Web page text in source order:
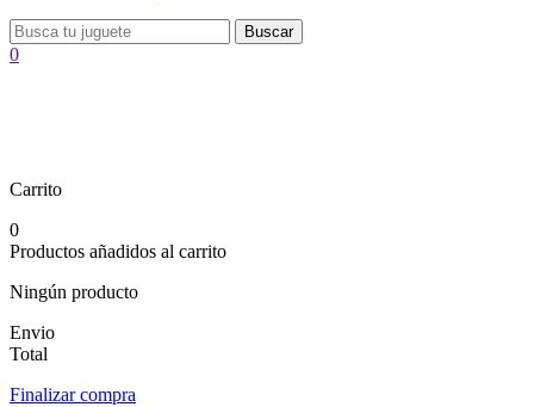
Buscar
0
Carrito
0
Productos añadidos al carrito
Ningún producto
Envio
Total
Finalizar compra